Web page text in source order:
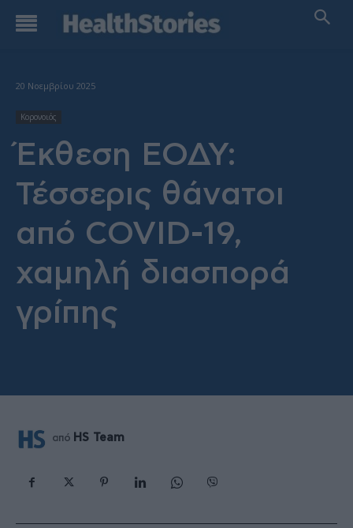
20 Νοεμβρίου 2025
Κορονοιός
Έκθεση ΕΟΔΥ:
Τέσσερις θάνατοι
από COVID-19,
χαμηλή διασπορά
γρίπης
από HS Team